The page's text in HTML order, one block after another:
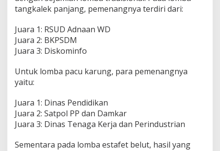
tangkalek panjang, pemenangnya terdiri dari:
Juara 1: RSUD Adnaan WD
Juara 2: BKPSDM
Juara 3: Diskominfo
Untuk lomba pacu karung, para pemenangnya
yaitu:
Juara 1: Dinas Pendidikan
Juara 2: Satpol PP dan Damkar
Juara 3: Dinas Tenaga Kerja dan Perindustrian
Sementara pada lomba estafet belut, hasil yang